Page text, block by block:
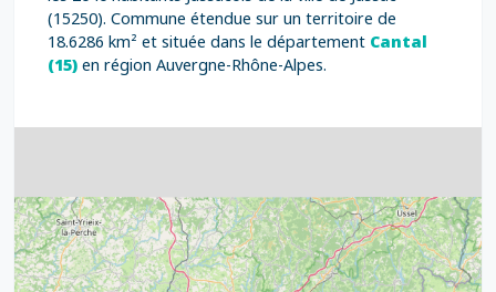
(15250). Commune étendue sur un territoire de
18.6286 km² et située dans le département Cantal
(15) en région Auvergne-Rhône-Alpes.
4